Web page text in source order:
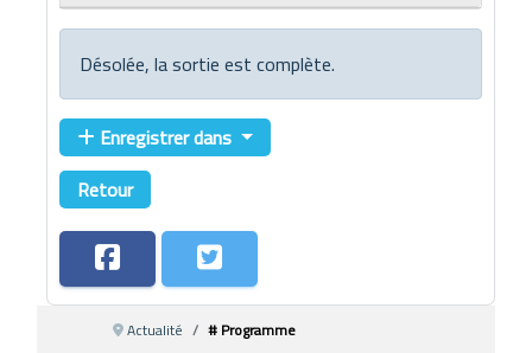
Désolée, la sortie est complète.
Enregistrer dans
Retour
Actualité # Programme